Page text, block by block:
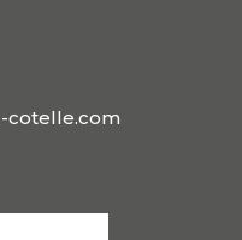
cotelle.com